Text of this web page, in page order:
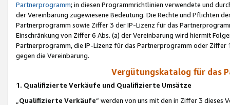
Partnerprogramm; in diesen Programmrichtlinien verwendete und
der Vereinbarung zugewiesene Bedeutung. Die Rechte und Pflichten
Partnerprogramm sowie Ziffer 3 der IP-Lizenz für das
Einschränkung von Ziffer 6 Abs. (a) der Vereinbarung wird hiermit
Partnerprogramm, die IP-Lizenz für das Partnerprogramm oder
gegen die Vereinbarung.
Vergütungskatalog für das
1. Qualifizierte Verkäufe und Qualifizierte Umsätze
Qualifizierte Verkäufe“ werden von uns mit den in Ziffer 3